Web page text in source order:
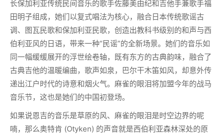
长保加利亚传统民间音乐的歌手佐藤美由纪和吉他手兼歌手福
田明子组成，她们以复式唱法为核心，融合日本传统歌谣古
调、图瓦民歌和保加利亚民歌，创造出教科书级别的和声与西
伯利亚风的日语，带来一种“民谣”的全新场景。她们的音乐如
同一幅缓缓展开的浮世绘卷轴，既有东方的古典韵味，融合了
古典吉他的温暖编曲，歌声如泉，巴尔干木笛如风，却意外传
递出江户时代的诗意和烟火气。麻雀的眼泪将加盟今年的战马
音乐节，这也是她们的中国初登场。
如果说恩吉的音乐是草原的风、麻雀的眼泪是时空边界的呢
喃，那么奥特肯 (Otyken) 的声音就是西伯利亚森林深处的原